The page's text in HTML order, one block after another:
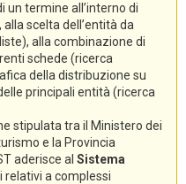
un termine all’interno di
scelta dell’entità da
alla combinazione di
schede (ricerca
della distribuzione su
principali entità (ricerca
stipulata tra il Ministero dei
e la Provincia
aderisce al Sistema
relativi a complessi